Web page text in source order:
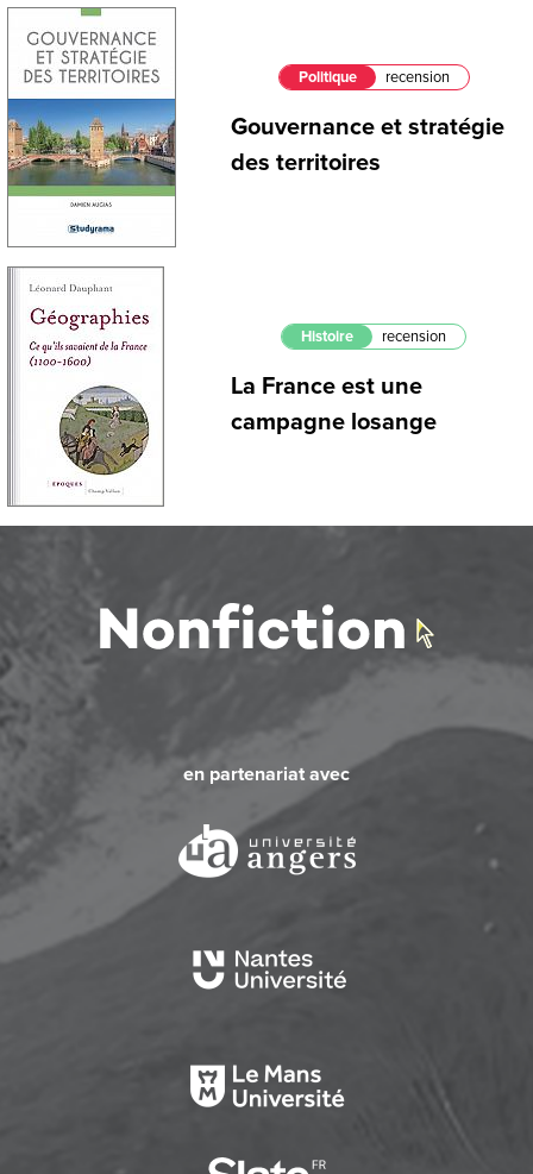
Politique recension
Gouvernance et stratégie
des territoires
Histoire recension
La France est une
campagne losange
en partenariat avec